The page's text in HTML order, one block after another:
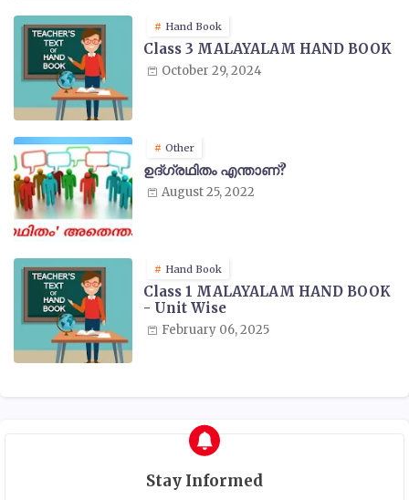
Hand Book
Class 3 MALAYALAM HAND BOOK
October 29, 2024
Other
ഉദ്ഗ്രഥിതം എന്താണ്?
August 25, 2022
Hand Book
Class 1 MALAYALAM HAND BOOK
- Unit Wise
February 06, 2025
Stay Informed